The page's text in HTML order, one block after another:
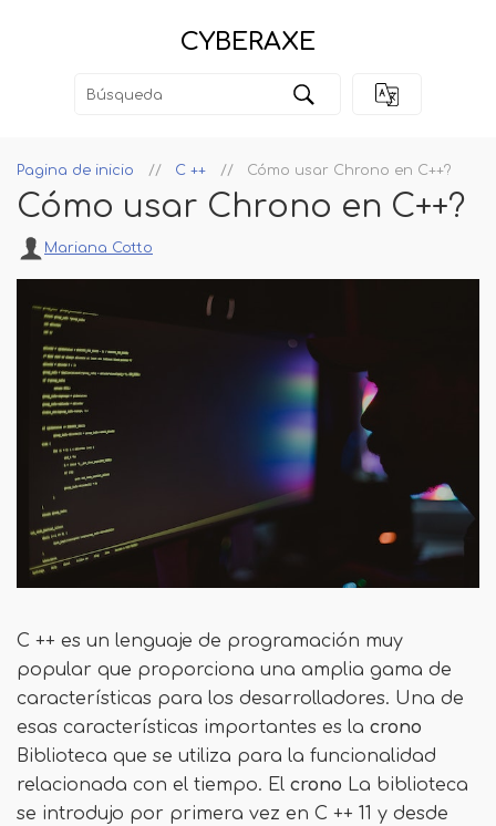
CYBERAXE
Pagina de inicio C ++ Cómo usar Chrono en C++?
Cómo usar Chrono en C++?
Mariana Cotto
C ++ es un lenguaje de programación muy
popular que proporciona una amplia gama de
características para los desarrolladores. Una de
esas características importantes es la crono
Biblioteca que se utiliza para la funcionalidad
relacionada con el tiempo. El crono La biblioteca
se introdujo por primera vez en C ++ 11 y desde